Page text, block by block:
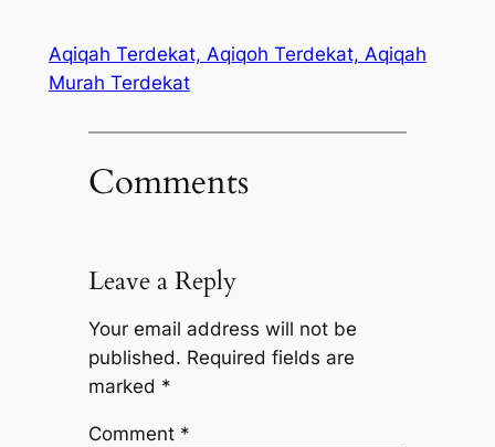
Aqiqah Terdekat, Aqiqoh Terdekat, Aqiqah
Murah Terdekat
Comments
Leave a Reply
Your email address will not be
published. Required fields are
marked *
Comment *